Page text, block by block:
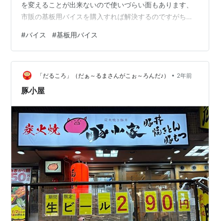
を変えることが出来ないので使いづらい面もあります、
市販の基板用バイスを購入すれば解決するのですがちょ
SainSmart 磁気式調節式基板ホルダー 360度回転 PCBの
クランピングに役立つはんだ付け DIY作業ステーション
ESDセーフSainSmartAmazonSainSmart 磁気はんだごて
スタンド 5倍LED拡大鏡ライト 4磁性フレキシブルアーム
4 PCBホルダー チール製ベース付き …
#バイス #基板用バイス
「だるころ」（だぁ～るまさんがこぉ～ろんだ♪） • 2年前
豚小屋